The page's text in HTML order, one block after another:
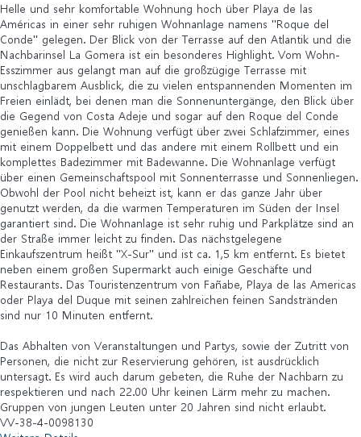
Helle und sehr komfortable Wohnung hoch über Playa de las
Américas in einer sehr ruhigen Wohnanlage namens "Roque del
Conde" gelegen. Der Blick von der Terrasse auf den Atlantik und die
Nachbarinsel La Gomera ist ein besonderes Highlight. Vom Wohn-
Esszimmer aus gelangt man auf die großzügige Terrasse mit
unschlagbarem Ausblick, die zu vielen entspannenden Momenten im
Freien einlädt, bei denen man die Sonnenuntergänge, den Blick über
die Gegend von Costa Adeje und sogar auf den Roque del Conde
genießen kann. Die Wohnung verfügt über zwei Schlafzimmer, eines
mit einem Doppelbett und das andere mit einem Rollbett und ein
komplettes Badezimmer mit Badewanne. Die Wohnanlage verfügt
über einen Gemeinschaftspool mit Sonnenterrasse und Sonnenliegen.
Obwohl der Pool nicht beheizt ist, kann er das ganze Jahr über
genutzt werden, da die warmen Temperaturen im Süden der Insel
garantiert sind. Die Wohnanlage ist sehr ruhig und Parkplätze sind an
der Straße immer leicht zu finden. Das nächstgelegene
Einkaufszentrum heißt "X-Sur" und ist ca. 1,5 km entfernt. Es bietet
neben einem großen Supermarkt auch einige Geschäfte und
Restaurants. Das Touristenzentrum von Fañabe, Playa de las Americas
oder Playa del Duque mit seinen zahlreichen feinen Sandstränden
sind nur 10 Minuten entfernt.
Das Abhalten von Veranstaltungen und Partys, sowie der Zutritt von
Personen, die nicht zur Reservierung gehören, ist ausdrücklich
untersagt. Es wird auch darum gebeten, die Ruhe der Nachbarn zu
respektieren und nach 22.00 Uhr keinen Lärm mehr zu machen.
Gruppen von jungen Leuten unter 20 Jahren sind nicht erlaubt.
VV-38-4-0098130